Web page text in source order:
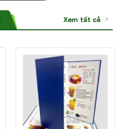
Xem tất cả